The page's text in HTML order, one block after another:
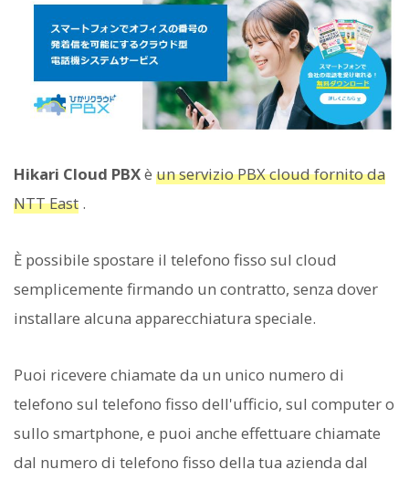
Hikari Cloud PBXè un servizio PBX cloud fornito da
NTT East .
È possibile spostare il telefono fisso sul cloud
semplicemente firmando un contratto, senza dover
installare alcuna apparecchiatura speciale.
Puoi ricevere chiamate da un unico numero di
telefono sul telefono fisso dell'ufficio, sul computer o
sullo smartphone, e puoi anche effettuare chiamate
dal numero di telefono fisso della tua azienda dal